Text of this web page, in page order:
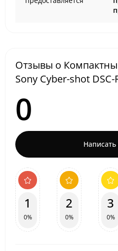
Отзывы о
Sony Cyber-shot DSC-
0
Написать
1
0%
2
0%
3
0%